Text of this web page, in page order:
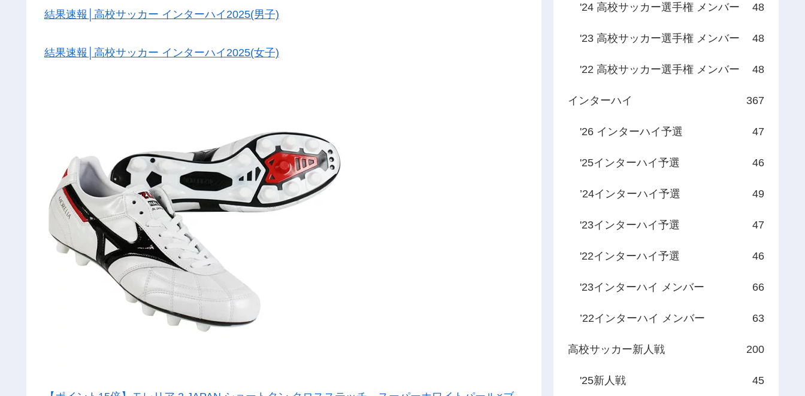
結果速報│高校サッカー インターハイ2025(男子)
結果速報│高校サッカー インターハイ2025(女子)
'24 高校サッカー選手権 メンバー 48
'23 高校サッカー選手権 メンバー 48
'22 高校サッカー選手権 メンバー 48
インターハイ 367
'26 インターハイ予選 47
'25インターハイ予選 46
’24インターハイ予選 49
'23インターハイ予選 47
'22インターハイ予選 46
'23インターハイ メンバー 66
’22インターハイ メンバー 63
高校サッカー新人戦 200
'25新人戦 45